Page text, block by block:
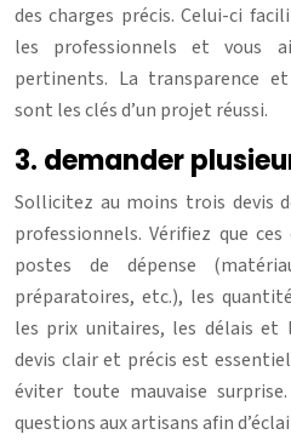
des charges précis. Celui-ci
les professionnels et vous
pertinents. La transparence
sont les clés d’un projet réussi.
3. demander
Sollicitez au moins trois devis
professionnels. Vérifiez que
postes de dépense
préparatoires, etc.), les
les prix unitaires, les délais et
devis clair et précis est
éviter toute mauvaise
questions aux artisans afin